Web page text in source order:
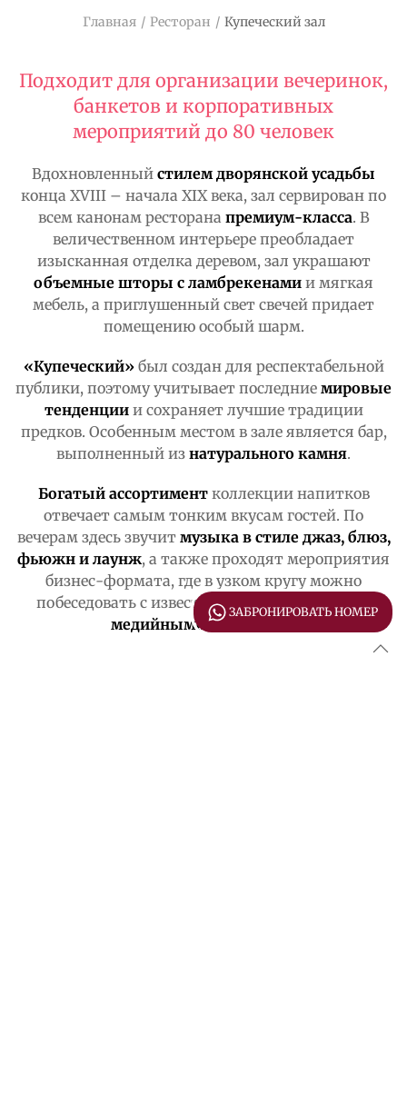
Главная Ресторан Купеческий зал
Подходит для организации вечеринок,
банкетов и корпоративных
мероприятий до 80 человек
Вдохновленный стилем дворянской усадьбы
конца XVIII – начала XIX века, зал сервирован по
всем канонам ресторана премиум-класса. В
величественном интерьере преобладает
изысканная отделка деревом, зал украшают
объемные шторы с ламбрекенами и мягкая
мебель, а приглушенный свет свечей придает
помещению особый шарм.
«Купеческий»был создан для респектабельной
публики, поэтому учитывает последние мировые
тенденциии сохраняет лучшие традиции
предков. Особенным местом в зале является бар,
выполненный из натурального камня.
Богатый ассортиментколлекции напитков
отвечает самым тонким вкусам гостей. По
вечерам здесь звучитмузыка в стиле джаз, блюз,
фьюжн и лаунж, а также проходят мероприятия
бизнес-формата, где в узком кругу можно
побеседовать с известными бизнесменами и
медийными персонами
ЗАБРОНИРОВАТЬ НОМЕР